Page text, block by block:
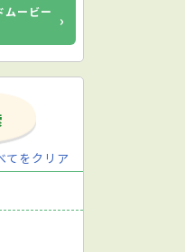
ムービー
›
てをクリア